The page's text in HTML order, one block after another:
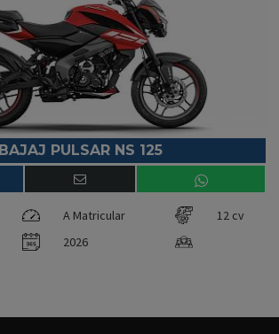
BAJAJ PULSAR NS 125
A Matricular
12 cv
2026